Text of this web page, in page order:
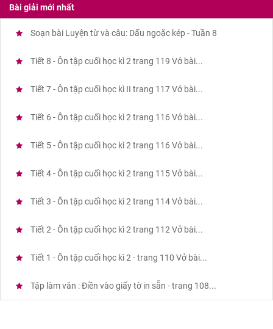
Bài giải mới nhất
Soạn bài Luyện từ và câu: Dấu ngoặc kép - Tuần 8
Tiết 8 - Ôn tập cuối học kì 2 trang 119 Vở bài...
Tiết 7 - Ôn tập cuối học kì II trang 117 Vở bài...
Tiết 6 - Ôn tập cuối học kì 2 trang 116 Vở bài...
Tiết 5 - Ôn tập cuối học kì 2 trang 116 Vở bài...
Tiết 4 - Ôn tập cuối học kì 2 trang 115 Vở bài...
Tiết 3 - Ôn tập cuối học kì 2 trang 114 Vở bài...
Tiết 2 - Ôn tập cuối học kì 2 trang 112 Vở bài...
Tiết 1 - Ôn tập cuối học kì 2 - trang 110 Vở bài...
Tập làm văn : Điền vào giấy tờ in sẵn - trang 108...